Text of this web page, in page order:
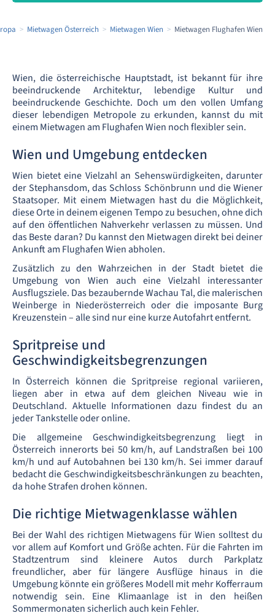
Mietwagen Österreich Mietwagen Wien Mietwagen Flughafen Wien
Wien, die österreichische Hauptstadt, ist bekannt für ihre
beeindruckende Architektur, lebendige Kultur und
beeindruckende Geschichte. Doch um den vollen Umfang
dieser lebendigen Metropole zu erkunden, kannst du mit
einem Mietwagen am Flughafen Wien noch flexibler sein.
Wien und Umgebung entdecken
Wien bietet eine Vielzahl an Sehenswürdigkeiten, darunter
der Stephansdom, das Schloss Schönbrunn und die Wiener
Staatsoper. Mit einem Mietwagen hast du die Möglichkeit,
diese Orte in deinem eigenen Tempo zu besuchen, ohne dich
auf den öffentlichen Nahverkehr verlassen zu müssen. Und
das Beste daran? Du kannst den Mietwagen direkt bei deiner
Ankunft am Flughafen Wien abholen.
Zusätzlich zu den Wahrzeichen in der Stadt bietet die
Umgebung von Wien auch eine Vielzahl interessanter
Ausflugsziele. Das bezaubernde Wachau Tal, die malerischen
Weinberge in Niederösterreich oder die imposante Burg
Kreuzenstein – alle sind nur eine kurze Autofahrt entfernt.
Spritpreise und
Geschwindigkeitsbegrenzungen
In Österreich können die Spritpreise regional variieren,
liegen aber in etwa auf dem gleichen Niveau wie in
Deutschland. Aktuelle Informationen dazu findest du an
jeder Tankstelle oder online.
Die allgemeine Geschwindigkeitsbegrenzung liegt in
Österreich innerorts bei 50 km/h, auf Landstraßen bei 100
km/h und auf Autobahnen bei 130 km/h. Sei immer darauf
bedacht die Geschwindigkeitsbeschränkungen zu beachten,
da hohe Strafen drohen können.
Die richtige Mietwagenklasse wählen
Bei der Wahl des richtigen Mietwagens für Wien solltest du
vor allem auf Komfort und Größe achten. Für die Fahrten im
Stadtzentrum sind kleinere Autos durch Parkplatz
freundlicher, aber für längere Ausflüge hinaus in die
Umgebung könnte ein größeres Modell mit mehr Kofferraum
notwendig sein. Eine Klimaanlage ist in den heißen
Sommermonaten sicherlich auch kein Fehler.